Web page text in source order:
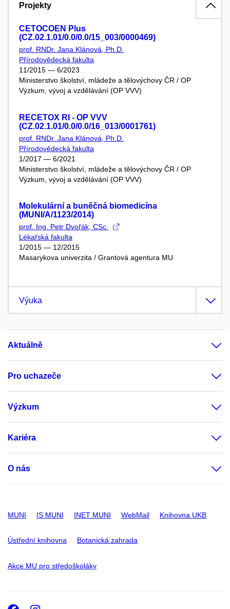
Projekty
CETOCOEN Plus
(CZ.02.1.01/0.0/0.0/15_003/0000469)
prof. RNDr. Jana Klánová, Ph.D.
Přírodovědecká fakulta
11/2015 — 6/2023
Ministerstvo školství, mládeže a tělovýchovy ČR / OP
Výzkum, vývoj a vzdělávání (OP VVV)
RECETOX RI - OP VVV
(CZ.02.1.01/0.0/0.0/16_013/0001761)
prof. RNDr. Jana Klánová, Ph.D.
Přírodovědecká fakulta
1/2017 — 6/2021
Ministerstvo školství, mládeže a tělovýchovy ČR / OP
Výzkum, vývoj a vzdělávání (OP VVV)
Molekulární a buněčná biomedicína
(MUNI/A/1123/2014)
prof. Ing. Petr Dvořák, CSc.
Lékařská fakulta
1/2015 — 12/2015
Masarykova univerzita / Grantová agentura MU
Výuka
Aktuálně
Pro uchazeče
Výzkum
Kariéra
O nás
MUNI IS MUNI INET MUNI WebMail Knihovna UKB
Ústřední knihovna Botanická zahrada
Akce MU pro středoškoláky